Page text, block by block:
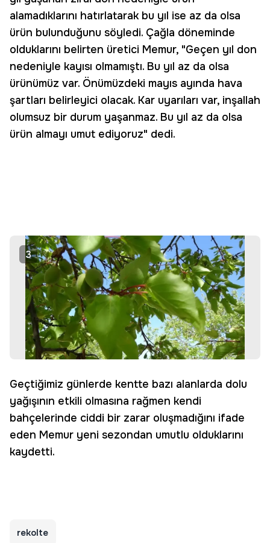
alamadıklarını hatırlatarak bu yıl ise az da olsa
ürün bulunduğunu söyledi. Çağla döneminde
olduklarını belirten üretici Memur, "Geçen yıl don
nedeniyle kayısı olmamıştı. Bu yıl az da olsa
ürünümüz var. Önümüzdeki mayıs ayında hava
şartları belirleyici olacak. Kar uyarıları var, inşallah
olumsuz bir durum yaşanmaz. Bu yıl az da olsa
ürün almayı umut ediyoruz" dedi.
3
Geçtiğimiz günlerde kentte bazı alanlarda dolu
yağışının etkili olmasına rağmen kendi
bahçelerinde ciddi bir zarar oluşmadığını ifade
eden Memur yeni sezondan umutlu olduklarını
kaydetti.
rekolte